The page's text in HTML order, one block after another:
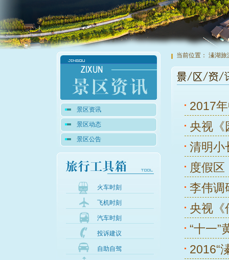
景区资讯
景区动态
景区公告
火车时刻
飞机时刻
汽车时刻
投诉建议
自助自驾
当前位置： 溱湖旅
2017
央视《
清明小
度假
李伟调
央视《
“十一”
2016“